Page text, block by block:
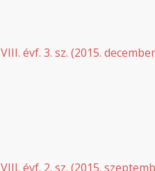
VIII. évf. 3. sz. (2015.
VIII. évf. 2. sz. (2015.